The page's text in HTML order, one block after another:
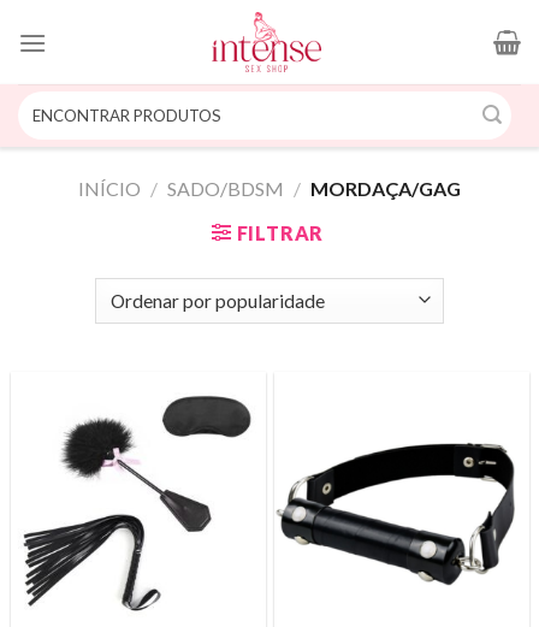
por:
INÍCIO / SADO/BDSM / MORDAÇA/GAG
FILTRAR